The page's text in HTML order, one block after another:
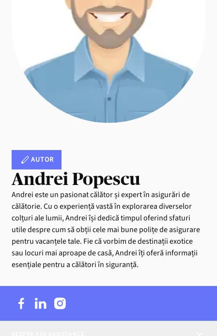
AUTOR
Andrei Popescu
Andrei este un pasionat călător și expert în asigurări de
călătorie. Cu o experiență vastă în explorarea diverselor
colțuri ale lumii, Andrei își dedică timpul oferind sfaturi
utile despre cum să obții cele mai bune polițe de asigurare
pentru vacanțele tale. Fie că vorbim de destinații exotice
sau locuri mai aproape de casă, Andrei îți oferă informații
esențiale pentru a călători în siguranță.